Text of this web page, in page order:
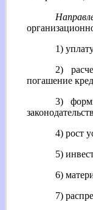
1)
2)
погашение
3)
4) рост
5)
6)
7)